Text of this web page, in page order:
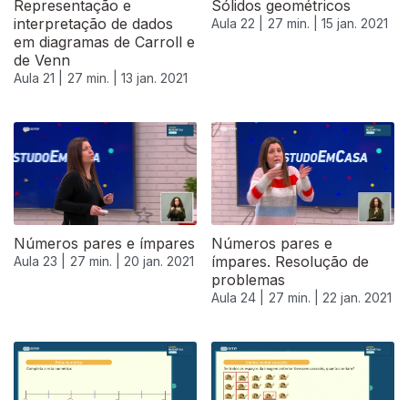
Representação e
interpretação de dados
em diagramas de Carroll e
de Venn
Aula 21 | 27 min. | 13 jan. 2021
Sólidos geométricos
Aula 22 | 27 min. | 15 jan. 2021
Números pares e ímpares
Aula 23 | 27 min. | 20 jan. 2021
Números pares e
ímpares. Resolução de
problemas
Aula 24 | 27 min. | 22 jan. 2021
519346